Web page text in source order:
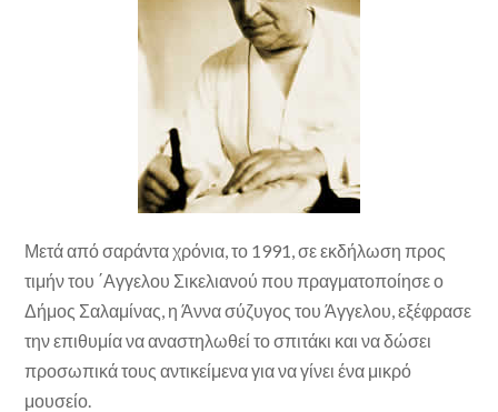
Μετά από σαράντα χρόνια, το 1991, σε εκδήλωση προς
τιμήν του ΄Αγγελου Σικελιανού που πραγματοποίησε ο
Δήμος Σαλαμίνας, η Άννα σύζυγος του Άγγελου, εξέφρασε
την επιθυμία να αναστηλωθεί το σπιτάκι και να δώσει
προσωπικά τους αντικείμενα για να γίνει ένα μικρό
μουσείο.